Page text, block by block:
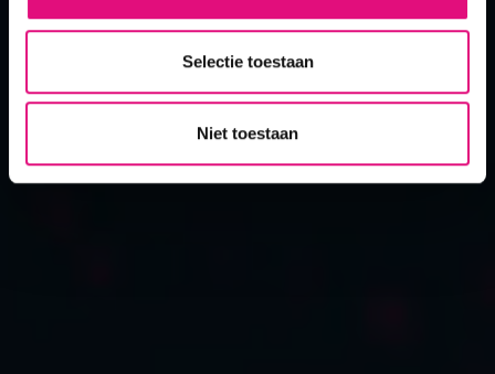
Selectie toestaan
Niet toestaan
contact